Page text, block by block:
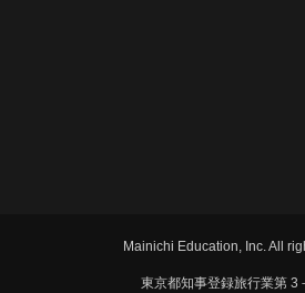
Mainichi Education, Inc. All
東京都知事登録旅行業第 3